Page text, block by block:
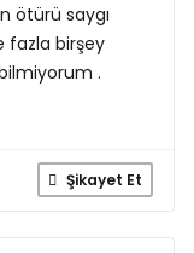
ötürü saygı
fazla birşey
.
Şikayet Et